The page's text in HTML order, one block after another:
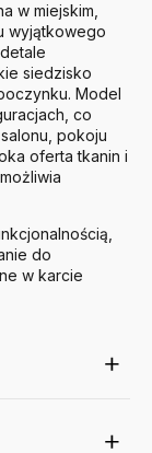
w miejskim,
wyjątkowego
siedzisko
Model
co
pokoju
oferta tkanin i
do
w karcie